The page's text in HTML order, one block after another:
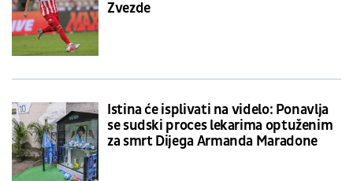
Zvezde
Istina će isplivati na videlo: Ponavlja
se sudski proces lekarima optuženim
za smrt Dijega Armanda Maradone